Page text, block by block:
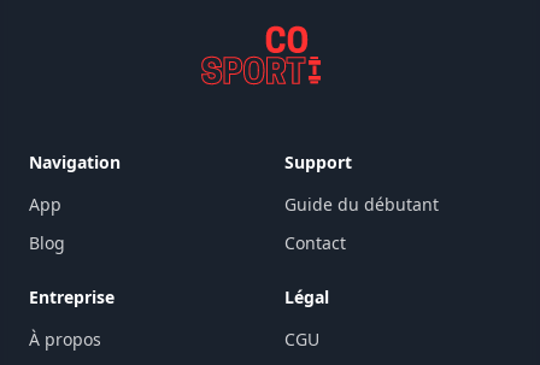
Navigation
App
Blog
Support
Guide du débutant
Contact
Entreprise
À propos
Légal
CGU